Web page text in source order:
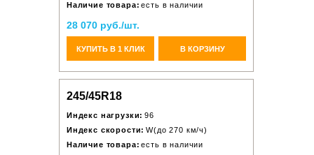
Наличие товара: есть в наличии
28 070 руб./шт.
КУПИТЬ В 1 КЛИК В КОРЗИНУ
245/45R18
Индекс нагрузки: 96
Индекс скорости: W(до 270 км/ч)
Наличие товара: есть в наличии